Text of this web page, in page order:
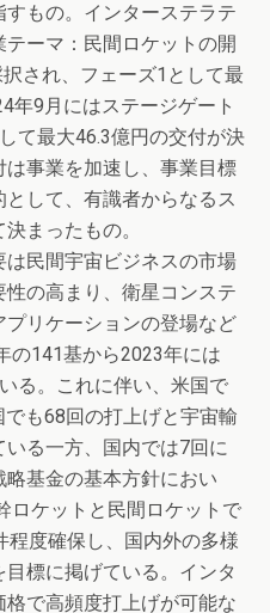
もの。インターステラテ
ーマ：民間ロケットの開
され、フェーズ1として最
年9月にはステージゲート
て最大46.3億円の交付が決
事業を加速し、事業目標
して、有識者からなるス
まったもの。
民間宇宙ビジネスの市場
の高まり、衛星コンステ
リケーションの登場など
の141基から2023年には
る。これに伴い、米国で
も68回の打上げと宇宙輸
る一方、国内では7回に
基金の基本方針におい
ロケットと民間ロケットで
度確保し、国内外の多様
標に掲げている。インタ
で高頻度打上げが可能な